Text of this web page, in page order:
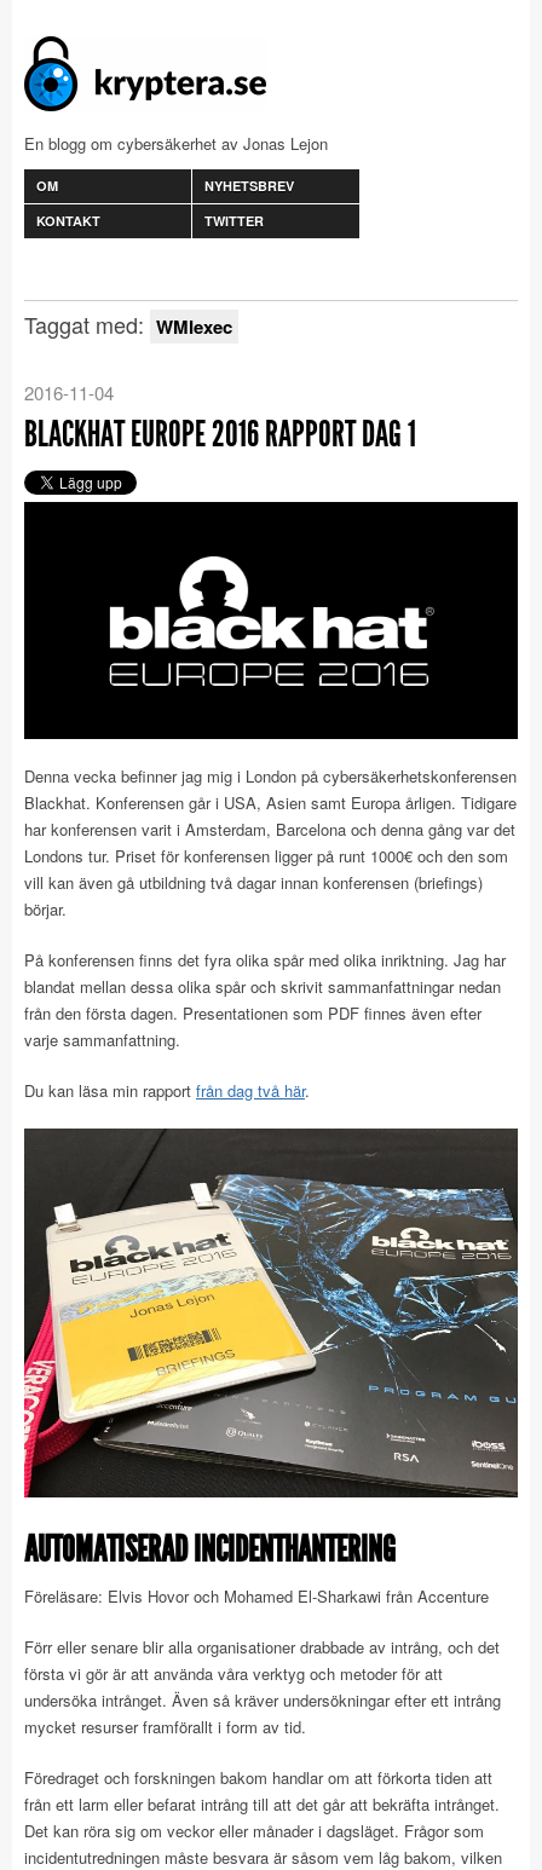
En blogg om cybersäkerhet av Jonas Lejon
OM
NYHETSBREV
KONTAKT
TWITTER
Taggat med: WMIexec
2016-11-04
BLACKHAT EUROPE 2016 RAPPORT DAG 1
Denna vecka befinner jag mig i London på cybersäkerhetskonferensen
Blackhat. Konferensen går i USA, Asien samt Europa årligen. Tidigare
har konferensen varit i Amsterdam, Barcelona och denna gång var det
Londons tur. Priset för konferensen ligger på runt 1000€ och den som
vill kan även gå utbildning två dagar innan konferensen (briefings)
börjar.
På konferensen finns det fyra olika spår med olika inriktning. Jag har
blandat mellan dessa olika spår och skrivit sammanfattningar nedan
från den första dagen. Presentationen som PDF finnes även efter
varje sammanfattning.
Du kan läsa min rapport från dag två här.
AUTOMATISERAD INCIDENTHANTERING
Föreläsare: Elvis Hovor och Mohamed El-Sharkawi från Accenture
Förr eller senare blir alla organisationer drabbade av intrång, och det
första vi gör är att använda våra verktyg och metoder för att
undersöka intrånget. Även så kräver undersökningar efter ett intrång
mycket resurser framförallt i form av tid.
Föredraget och forskningen bakom handlar om att förkorta tiden att
från ett larm eller befarat intrång till att det går att bekräfta intrånget.
Det kan röra sig om veckor eller månader i dagsläget. Frågor som
incidentutredningen måste besvara är såsom vem låg bakom, vilken